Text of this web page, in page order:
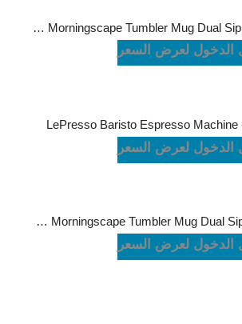
LePresso Morningscape Tumbler Mug Dual Sip - Gray
الدخول لعرض السعر
LePresso Baristo Espresso Machine
الدخول لعرض السعر
LePresso Morningscape Tumbler Mug Dual Sip - Pink
الدخول لعرض السعر